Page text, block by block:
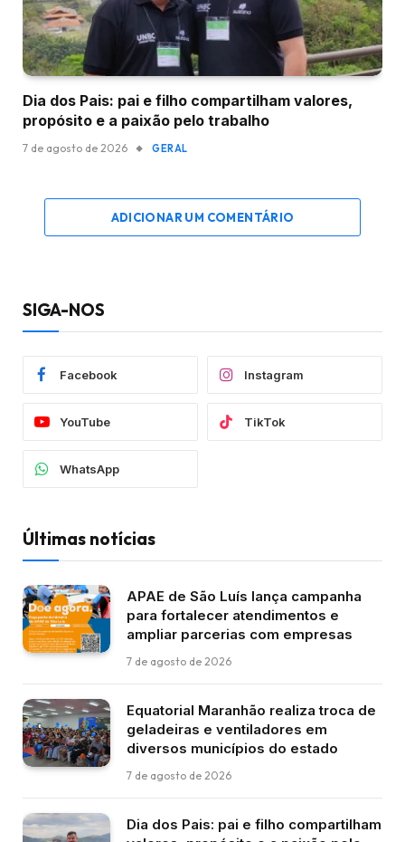
Dia dos Pais: pai e filho compartilham valores,
propósito e a paixão pelo trabalho
7 de agosto de 2026 GERAL
ADICIONAR UM COMENTÁRIO
SIGA-NOS
Facebook Instagram
YouTube TikTok
WhatsApp
Últimas notícias
APAE de São Luís lança campanha
para fortalecer atendimentos e
ampliar parcerias com empresas
7 de agosto de 2026
Equatorial Maranhão realiza troca de
geladeiras e ventiladores em
diversos municípios do estado
7 de agosto de 2026
Dia dos Pais: pai e filho compartilham